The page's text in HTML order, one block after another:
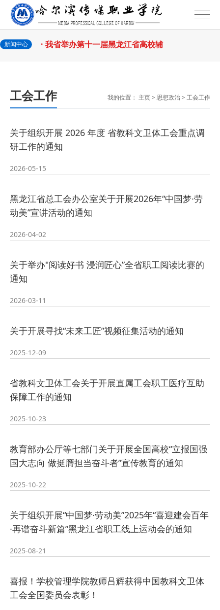
新闻中心
话 2026-07-31
· 省教育厅举行树立和践行正确政绩
观学习教育 2026-07-31
· 我省举办第十一届黑龙江省高校辅
院党委 2026-07-27
· 黑龙江省高校在第六届全国高校教
师教学创新 2026-07-25
· 教育部2026年“宏志助航计划”师资
—— 哈 2026-07-24
· 锚定目标谋新篇 巾帼聚力启新程
2026-07-31
院党委
· 黑龙江省高校在第六届全国高校教
2026-07-25
培训 2026-07-24
· 凝心聚力绘蓝图 踔厉奋进启新程
—— 哈 2026-07-24
· 锚定目标谋新篇 巾帼聚力启新程
—— 哈 2026-07-23
· 强化政治担当 锤炼过硬本领--哈尔
滨传媒
工会工作 我的位置： 主页> 思想政治> 工会工作
关于组织开展 2026 年度 省教科文卫体工会重点调
研工作的通知
2026-05-15
黑龙江省总工会办公室关于开展2026年“中国梦·劳
动美”宣讲活动的通知
2026-04-02
关于举办"阅读好书 浸润匠心”全省职工阅读比赛的
通知
2026-03-11
关于开展寻找“未来工匠”视频征集活动的通知
2025-12-09
省教科文卫体工会关于开展直属工会职工医疗互助
保障工作的通知
2025-10-23
教育部办公厅等七部门关于开展全国高校“立报国强
国大志向 做挺膺担当奋斗者”宣传教育的通知
2025-10-22
关于组织开展“中国梦·劳动美”2025年“喜迎建会百年
·再谱奋斗新篇”黑龙江省职工线上运动会的通知
2025-08-21
喜报！学校管理学院教师吕辉获得中国教科文卫体
工会全国委员会表彰！